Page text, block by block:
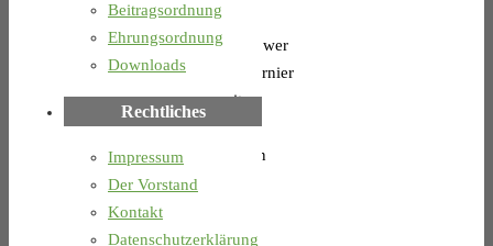
beim
Teterower
Boxturnier
mit
4
Siegen
lang
Beitragsordnung
Ehrungsordnung
Downloads
Rechtliches
Impressum
Der Vorstand
Kontakt
Datenschutzerklärung